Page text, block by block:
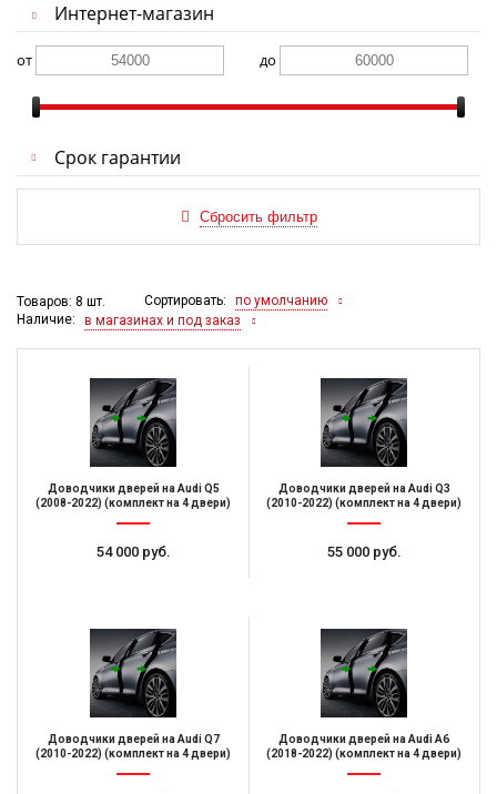
Интернет-магазин
от до
Срок гарантии
Товаров: 8 шт. Сортировать:
по умолчанию
Наличие:
в магазинах и под заказ
Доводчики дверей на Audi Q5
(2008-2022) (комплект на 4 двери)
54 000 руб.
Доводчики дверей на Audi Q3
(2010-2022) (комплект на 4 двери)
55 000 руб.
Доводчики дверей на Audi Q7
(2010-2022) (комплект на 4 двери)
Доводчики дверей на Audi A6
(2018-2022) (комплект на 4 двери)